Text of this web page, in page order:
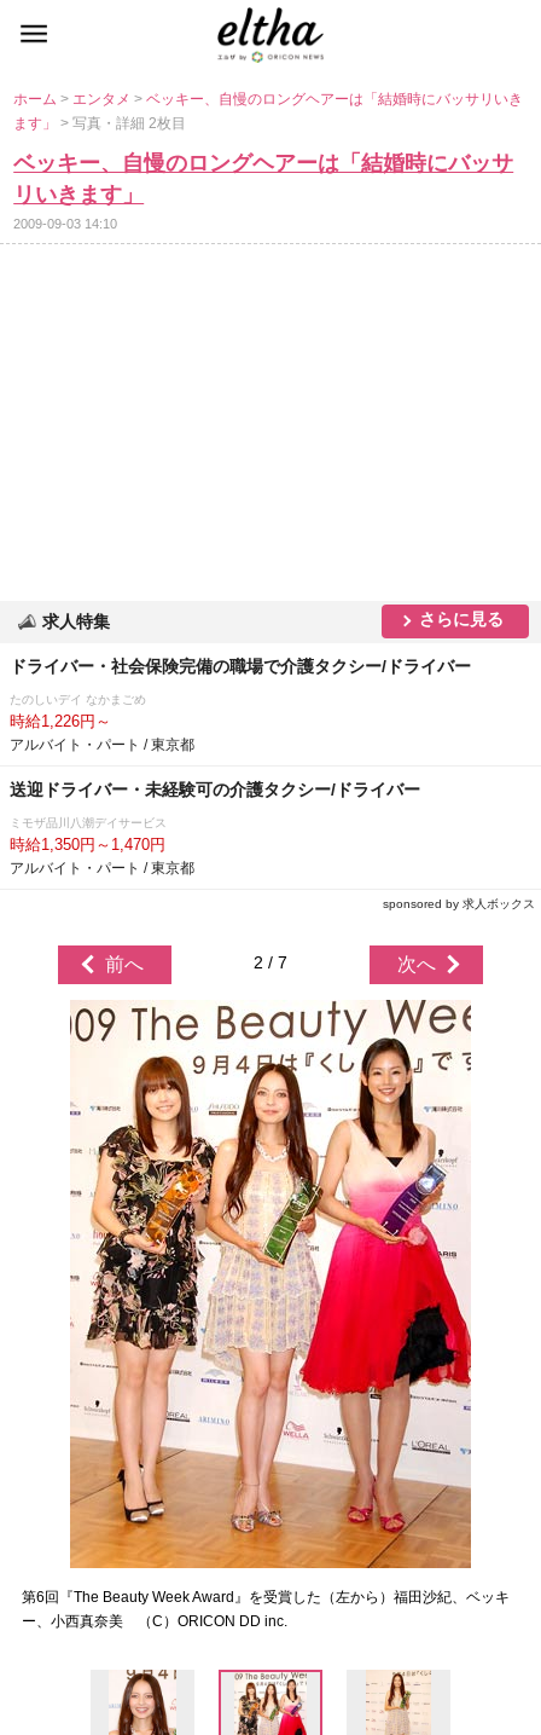
ホーム> エンタメ>ベッキー、自慢のロングヘアーは「結婚時にバッサリいき
ます」> 写真・詳細 2枚目
ベッキー、自慢のロングヘアーは「結婚時にバッサ
リいきます」
2009-09-03 14:10
求人特集 さらに見る
ドライバー・社会保険完備の職場で介護タクシー/ドライバー
たのしいデイ なかまごめ
時給1,226円～
アルバイト・パート / 東京都
送迎ドライバー・未経験可の介護タクシー/ドライバー
ミモザ品川八潮デイサービス
時給1,350円～1,470円
アルバイト・パート / 東京都
sponsored by 求人ボックス
前へ 2 / 7 次へ
第6回『The Beauty Week Award』を受賞した（左から）福田沙紀、ベッキ
ー、小西真奈美 （C）ORICON DD inc.